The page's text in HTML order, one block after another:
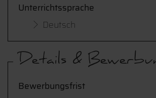
Unterrichtssprache
Deutsch
Details &
Bewerbungsfrist